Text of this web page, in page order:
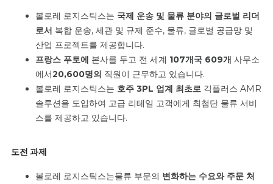
볼로레 로지스틱스는 국제 운송 및 물류 분야의 글로벌 리더
로서 복합 운송, 세관 및 규제 준수, 물류, 글로벌 공급망 및
산업 프로젝트를 제공합니다.
프랑스 푸토에 본사를 두고 전 세계 107개국 609개 사무소
에서20,600명의 직원이 근무하고 있습니다.
볼로레 로지스틱스는 호주 3PL 업계 최초로 긱플러스 AMR
솔루션을 도입하여 고급 리테일 고객에게 최첨단 물류 서비
스를 제공하고 있습니다.
도전 과제
볼로레 로지스틱스는물류 부문의 변화하는 수요와 주문 처